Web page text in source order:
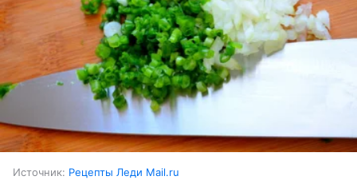
Источник: Рецепты Леди Mail.ru